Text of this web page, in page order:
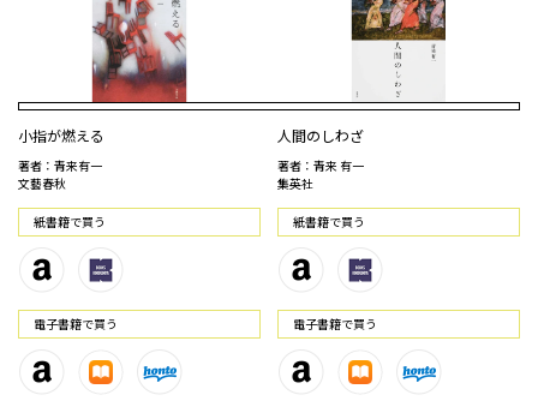
小指が燃える
著者：青来有一
文藝春秋
紙書籍で買う
電⼦書籍で買う
人間のしわざ
著者：青来 有一
集英社
紙書籍で買う
電⼦書籍で買う